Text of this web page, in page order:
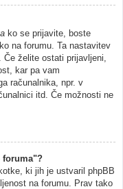
ko se prijavite, boste
na forumu. Ta nastavitev
želite ostati prijavljeni,
kar pa vam
računalnika, npr. v
itd. Če možnosti ne
foruma"?
ki jih je ustvaril phpBB
na forumu. Prav tako